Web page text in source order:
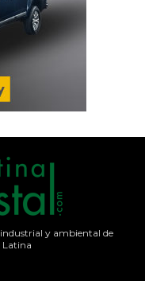
y ambiental de